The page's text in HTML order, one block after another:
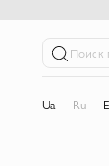
Поиск
Ua Ru